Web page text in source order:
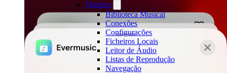
Flacbox
Biblioteca Musical
Conexões
Configurações
Ficheiros Locais
Leitor de Áudio
Listas de Reprodução
Navegação